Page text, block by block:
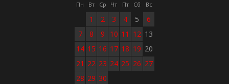
Пн Вт Ср Чт Пт Сб Вс
1 2 3 4 5
6
7
8 9 10 11 12 13
14 15 16 17 18 19 20
21 22 23 24 25 26 27
28 29 30